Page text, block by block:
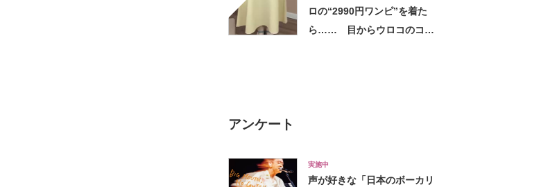
ロの“2990円ワンピ”を着た
ら…… 目からウロコのコー
アンケート
実施中
声が好きな「日本のボーカリ